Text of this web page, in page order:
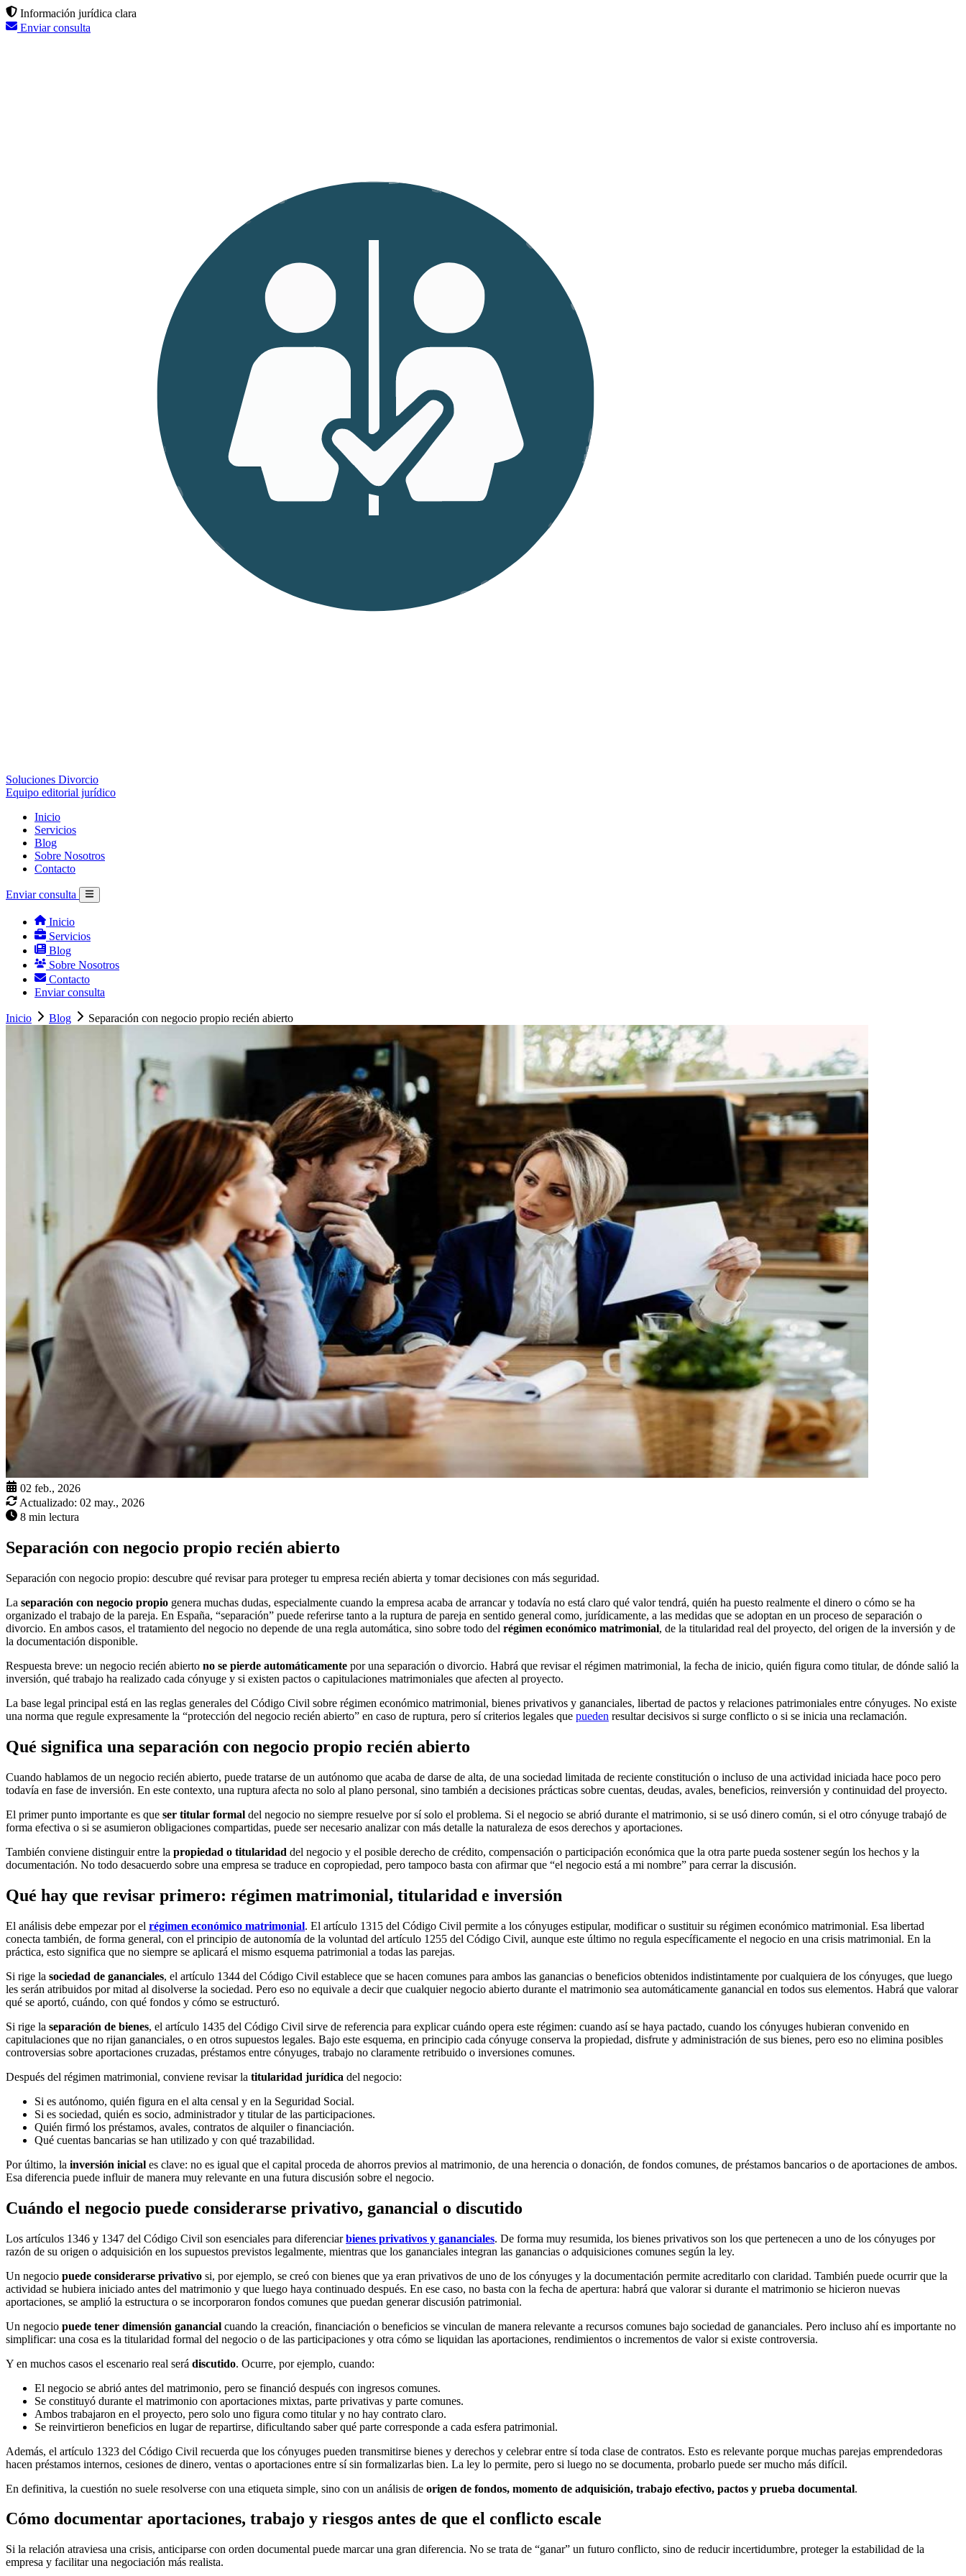
Información jurídica clara
Enviar consulta
Soluciones Divorcio
Equipo editorial jurídico
Inicio
Servicios
Blog
Sobre Nosotros
Contacto
Enviar consulta
Inicio
Servicios
Blog
Sobre Nosotros
Contacto
Enviar consulta
Inicio Blog Separación con negocio propio recién abierto
02 feb., 2026
Actualizado: 02 may., 2026
8 min lectura
Separación con negocio propio recién abierto
Separación con negocio propio: descubre qué revisar para proteger tu empresa recién abierta y tomar decisiones con más seguridad.
La separación con negocio propio genera muchas dudas, especialmente cuando la empresa acaba de arrancar y todavía no está claro qué valor tendrá, quién ha puesto realmente el dinero o cómo se ha
organizado el trabajo de la pareja. En España, “separación” puede referirse tanto a la ruptura de pareja en sentido general como, jurídicamente, a las medidas que se adoptan en un proceso de separación o
divorcio. En ambos casos, el tratamiento del negocio no depende de una regla automática, sino sobre todo del régimen económico matrimonial, de la titularidad real del proyecto, del origen de la inversión y de
la documentación disponible.
Respuesta breve: un negocio recién abierto no se pierde automáticamente por una separación o divorcio. Habrá que revisar el régimen matrimonial, la fecha de inicio, quién figura como titular, de dónde salió la
inversión, qué trabajo ha realizado cada cónyuge y si existen pactos o capitulaciones matrimoniales que afecten al proyecto.
La base legal principal está en las reglas generales del Código Civil sobre régimen económico matrimonial, bienes privativos y gananciales, libertad de pactos y relaciones patrimoniales entre cónyuges. No existe
una norma que regule expresamente la “protección del negocio recién abierto” en caso de ruptura, pero sí criterios legales que pueden resultar decisivos si surge conflicto o si se inicia una reclamación.
Qué significa una separación con negocio propio recién abierto
Cuando hablamos de un negocio recién abierto, puede tratarse de un autónomo que acaba de darse de alta, de una sociedad limitada de reciente constitución o incluso de una actividad iniciada hace poco pero
todavía en fase de inversión. En este contexto, una ruptura afecta no solo al plano personal, sino también a decisiones prácticas sobre cuentas, deudas, avales, beneficios, reinversión y continuidad del proyecto.
El primer punto importante es que ser titular formal del negocio no siempre resuelve por sí solo el problema. Si el negocio se abrió durante el matrimonio, si se usó dinero común, si el otro cónyuge trabajó de
forma efectiva o si se asumieron obligaciones compartidas, puede ser necesario analizar con más detalle la naturaleza de esos derechos y aportaciones.
También conviene distinguir entre la propiedad o titularidad del negocio y el posible derecho de crédito, compensación o participación económica que la otra parte pueda sostener según los hechos y la
documentación. No todo desacuerdo sobre una empresa se traduce en copropiedad, pero tampoco basta con afirmar que “el negocio está a mi nombre” para cerrar la discusión.
Qué hay que revisar primero: régimen matrimonial, titularidad e inversión
El análisis debe empezar por el régimen económico matrimonial. El artículo 1315 del Código Civil permite a los cónyuges estipular, modificar o sustituir su régimen económico matrimonial. Esa libertad
conecta también, de forma general, con el principio de autonomía de la voluntad del artículo 1255 del Código Civil, aunque este último no regula específicamente el negocio en una crisis matrimonial. En la
práctica, esto significa que no siempre se aplicará el mismo esquema patrimonial a todas las parejas.
Si rige la sociedad de gananciales, el artículo 1344 del Código Civil establece que se hacen comunes para ambos las ganancias o beneficios obtenidos indistintamente por cualquiera de los cónyuges, que luego
les serán atribuidos por mitad al disolverse la sociedad. Pero eso no equivale a decir que cualquier negocio abierto durante el matrimonio sea automáticamente ganancial en todos sus elementos. Habrá que valorar
qué se aportó, cuándo, con qué fondos y cómo se estructuró.
Si rige la separación de bienes, el artículo 1435 del Código Civil sirve de referencia para explicar cuándo opera este régimen: cuando así se haya pactado, cuando los cónyuges hubieran convenido en
capitulaciones que no rijan gananciales, o en otros supuestos legales. Bajo este esquema, en principio cada cónyuge conserva la propiedad, disfrute y administración de sus bienes, pero eso no elimina posibles
controversias sobre aportaciones cruzadas, préstamos entre cónyuges, trabajo no claramente retribuido o inversiones comunes.
Después del régimen matrimonial, conviene revisar la titularidad jurídica del negocio:
Si es autónomo, quién figura en el alta censal y en la Seguridad Social.
Si es sociedad, quién es socio, administrador y titular de las participaciones.
Quién firmó los préstamos, avales, contratos de alquiler o financiación.
Qué cuentas bancarias se han utilizado y con qué trazabilidad.
Por último, la inversión inicial es clave: no es igual que el capital proceda de ahorros previos al matrimonio, de una herencia o donación, de fondos comunes, de préstamos bancarios o de aportaciones de ambos.
Esa diferencia puede influir de manera muy relevante en una futura discusión sobre el negocio.
Cuándo el negocio puede considerarse privativo, ganancial o discutido
Los artículos 1346 y 1347 del Código Civil son esenciales para diferenciarbienes privativos y gananciales. De forma muy resumida, los bienes privativos son los que pertenecen a uno de los cónyuges por
razón de su origen o adquisición en los supuestos previstos legalmente, mientras que los gananciales integran las ganancias o adquisiciones comunes según la ley.
Un negocio puede considerarse privativo si, por ejemplo, se creó con bienes que ya eran privativos de uno de los cónyuges y la documentación permite acreditarlo con claridad. También puede ocurrir que la
actividad se hubiera iniciado antes del matrimonio y que luego haya continuado después. En ese caso, no basta con la fecha de apertura: habrá que valorar si durante el matrimonio se hicieron nuevas
aportaciones, se amplió la estructura o se incorporaron fondos comunes que puedan generar discusión patrimonial.
Un negocio puede tener dimensión ganancial cuando la creación, financiación o beneficios se vinculan de manera relevante a recursos comunes bajo sociedad de gananciales. Pero incluso ahí es importante no
simplificar: una cosa es la titularidad formal del negocio o de las participaciones y otra cómo se liquidan las aportaciones, rendimientos o incrementos de valor si existe controversia.
Y en muchos casos el escenario real será discutido. Ocurre, por ejemplo, cuando:
El negocio se abrió antes del matrimonio, pero se financió después con ingresos comunes.
Se constituyó durante el matrimonio con aportaciones mixtas, parte privativas y parte comunes.
Ambos trabajaron en el proyecto, pero solo uno figura como titular y no hay contrato claro.
Se reinvirtieron beneficios en lugar de repartirse, dificultando saber qué parte corresponde a cada esfera patrimonial.
Además, el artículo 1323 del Código Civil recuerda que los cónyuges pueden transmitirse bienes y derechos y celebrar entre sí toda clase de contratos. Esto es relevante porque muchas parejas emprendedoras
hacen préstamos internos, cesiones de dinero, ventas o aportaciones entre sí sin formalizarlas bien. La ley lo permite, pero si luego no se documenta, probarlo puede ser mucho más difícil.
En definitiva, la cuestión no suele resolverse con una etiqueta simple, sino con un análisis de origen de fondos, momento de adquisición, trabajo efectivo, pactos y prueba documental.
Cómo documentar aportaciones, trabajo y riesgos antes de que el conflicto escale
Si la relación atraviesa una crisis, anticiparse con orden documental puede marcar una gran diferencia. No se trata de “ganar” un futuro conflicto, sino de reducir incertidumbre, proteger la estabilidad de la
empresa y facilitar una negociación más realista.